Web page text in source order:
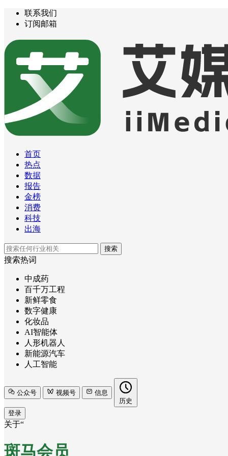
联系我们
订阅邮箱
首页
热点
数据
报告
金榜
消费
科技
出海
搜索
搜索热词
中成药
百千万工程
新鲜零食
数字健康
化妆品
AI智能体
人形机器人
新能源汽车
人工智能
公众号 视频号
信息
历史
登录
关于“
斑马会员